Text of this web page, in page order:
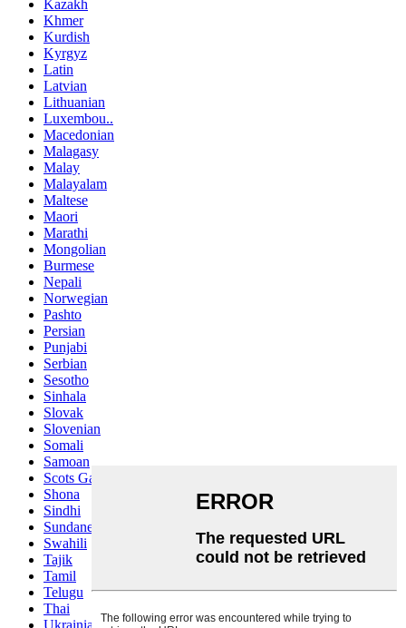
Kazakh
Khmer
Kurdish
Kyrgyz
Latin
Latvian
Lithuanian
Luxembou..
Macedonian
Malagasy
Malay
Malayalam
Maltese
Maori
Marathi
Mongolian
Burmese
Nepali
Norwegian
Pashto
Persian
Punjabi
Serbian
Sesotho
Sinhala
Slovak
Slovenian
Somali
Samoan
Scots Gaelic
Shona
Sindhi
Sundanese
Swahili
Tajik
Tamil
Telugu
Thai
Ukrainian